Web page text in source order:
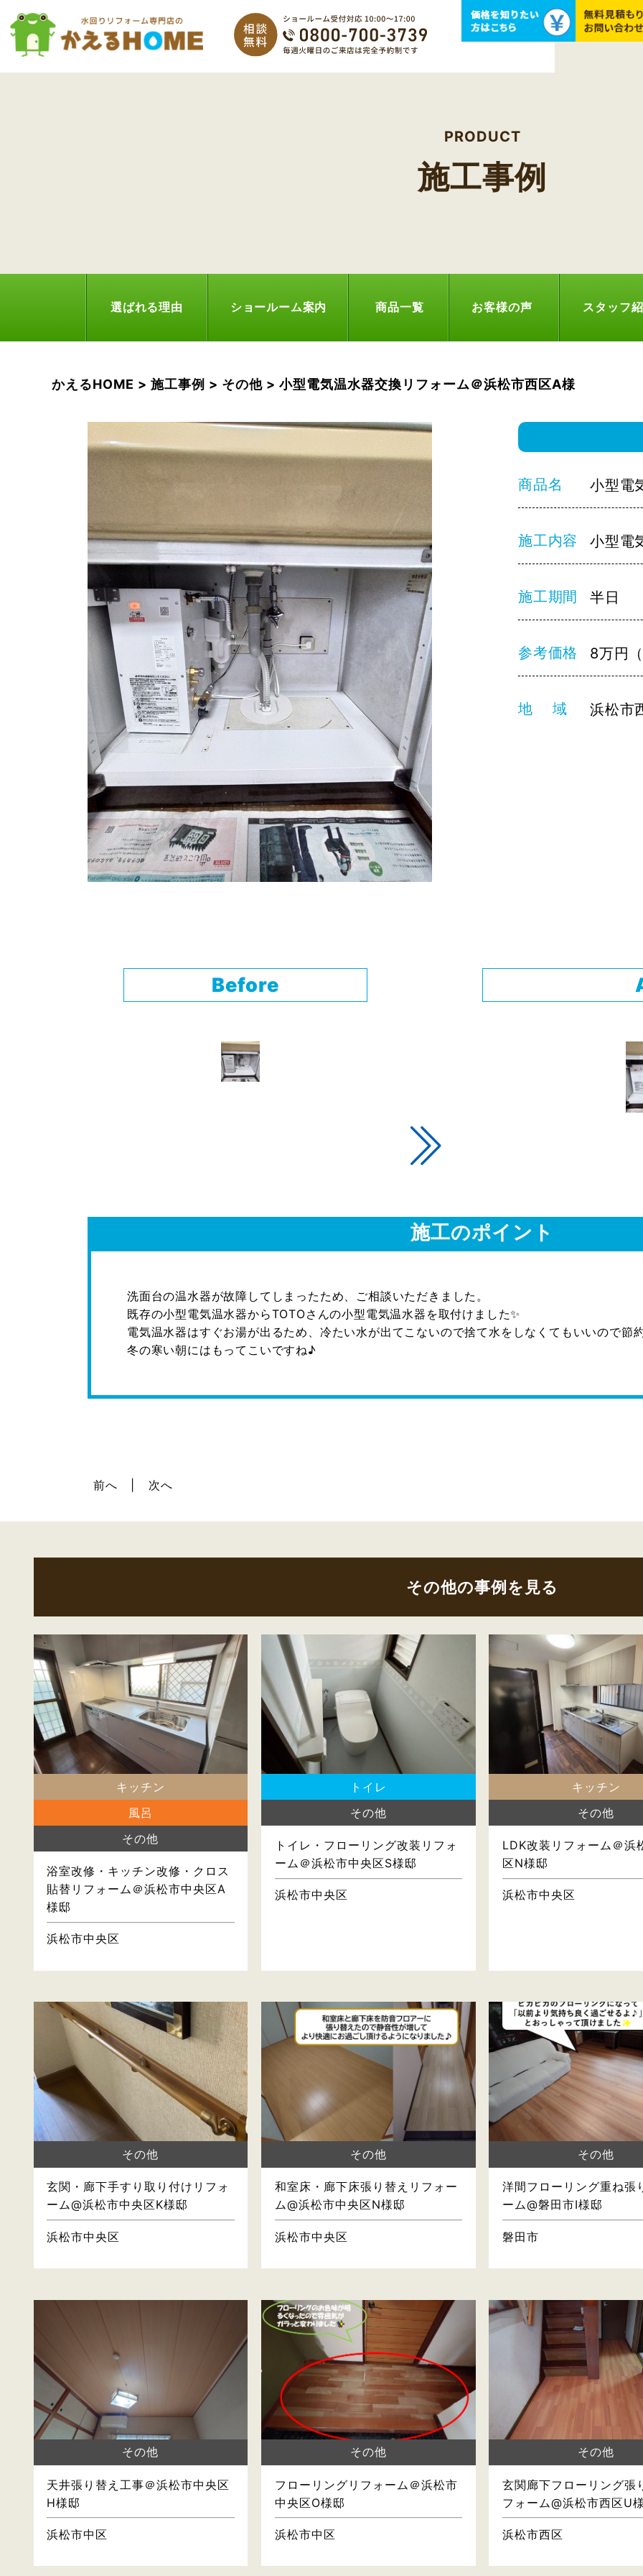
PRODUCT
施工事例
選ばれる理由 ショールーム案内 商品一覧 お客様の声 スタッフ
かえるHOME > 施工事例 > その他 > 小型電気温水器交換リフォーム＠浜松市西区A様
商品名 小型電
施工内容 小型電
施工期間 半日
参考価格 8万円（
地 域 浜松市
Before
施工のポイント
洗面台の温水器が故障してしまったため、ご相談いただきました。
既存の小型電気温水器からTOTOさんの小型電気温水器を取付けました✨
電気温水器はすぐお湯が出るため、冷たい水が出てこないので捨て水をしなくてもいいので
冬の寒い朝にはもってこいですね♪
前へ 次へ
その他の事例を見る
キッチン
風呂
その他
浴室改修・キッチン改修・クロス
貼替リフォーム＠浜松市中央区A
様邸
浜松市中央区
トイレ
その他
トイレ・フローリング改装リフォ
ーム＠浜松市中央区S様邸
浜松市中央区
キッチン
その他
LDK改装リフォーム＠浜
区N様邸
浜松市中央区
その他
玄関・廊下手すり取り付けリフォ
ーム@浜松市中央区K様邸
浜松市中央区
その他
和室床・廊下床張り替えリフォー
ム@浜松市中央区N様邸
浜松市中央区
その他
洋間フローリング重ね張
ーム@磐田市I様邸
磐田市
その他
天井張り替え工事＠浜松市中央区
H様邸
浜松市中区
その他
フローリングリフォーム＠浜松市
中央区O様邸
浜松市中区
その他
玄関廊下フローリング張
フォーム@浜松市西区U
浜松市西区